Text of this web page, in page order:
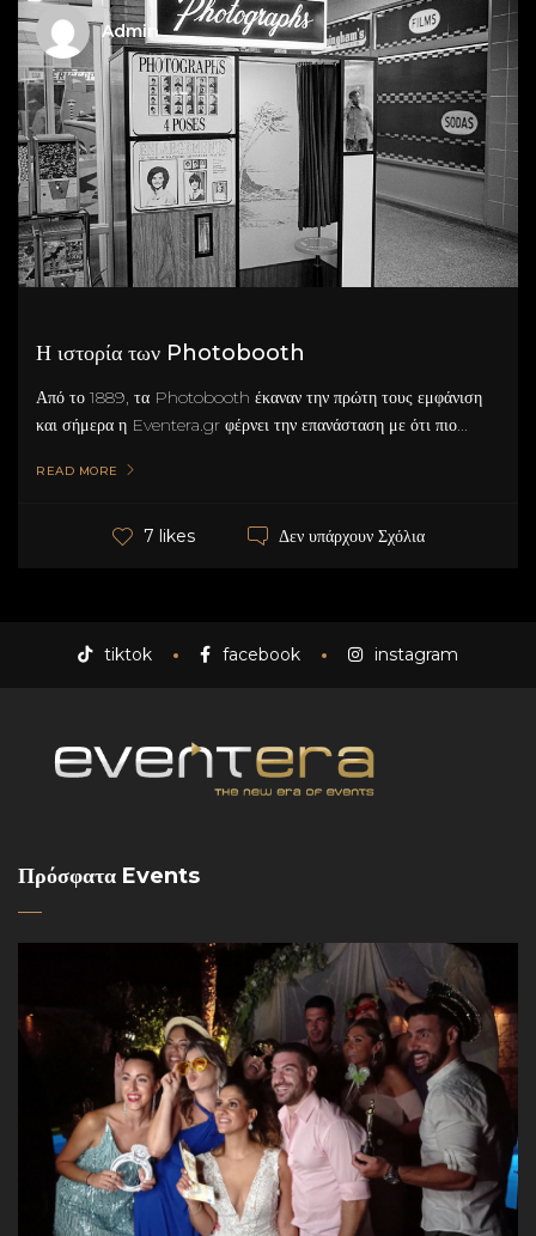
Admin
Η ιστορία των Photobooth
Από το 1889, τα Photobooth έκαναν την πρώτη τους εμφάνιση
και σήμερα η Eventera.gr φέρνει την επανάσταση με ότι πιο...
READ MORE
7 likes Δεν υπάρχουν Σχόλια
tiktok facebook instagram
Πρόσφατα Events